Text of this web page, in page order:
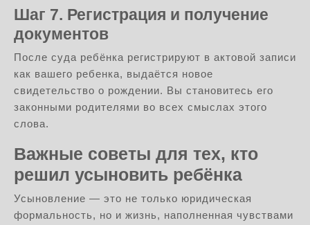
Шаг 7. Регистрация и получение
документов
После суда ребёнка регистрируют в актовой записи
как вашего ребенка, выдаётся новое
свидетельство о рождении. Вы становитесь его
законными родителями во всех смыслах этого
слова.
Важные советы для тех, кто
решил усыновить ребёнка
Усыновление — это не только юридическая
формальность, но и жизнь, наполненная чувствами